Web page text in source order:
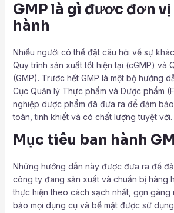
GMP là gì đươc đơn
hành
Nhiều người có thể đặt câu hỏi về sự
Quy trình sản xuất tốt hiện tại (cGMP) và
(GMP). Trước hết GMP là một bộ hướng
Cục Quản lý Thực phẩm và Dược phẩm
nghiệp dược phẩm đã đưa ra để đảm
toàn, tinh khiết và có chất lượng tuyệt vời.
Mục tiêu ban hành
Những hướng dẫn này được đưa ra để
công ty đang sản xuất và chuẩn bị hàng
thực hiện theo cách sạch nhất, gọn gàng
bảo mọi dụng cụ và bề mặt được sử